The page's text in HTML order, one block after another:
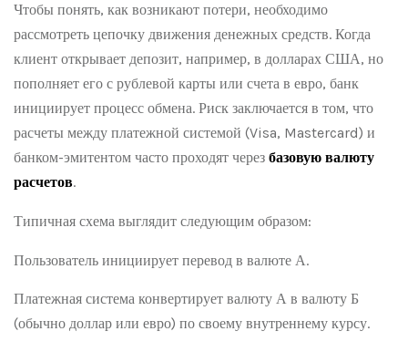
Чтобы понять, как возникают потери, необходимо
рассмотреть цепочку движения денежных средств. Когда
клиент открывает депозит, например, в долларах США, но
пополняет его с рублевой карты или счета в евро, банк
инициирует процесс обмена. Риск заключается в том, что
расчеты между платежной системой (Visa, Mastercard) и
банком-эмитентом часто проходят через базовую валюту
расчетов.
Типичная схема выглядит следующим образом:
Пользователь инициирует перевод в валюте А.
Платежная система конвертирует валюту А в валюту Б
(обычно доллар или евро) по своему внутреннему курсу.